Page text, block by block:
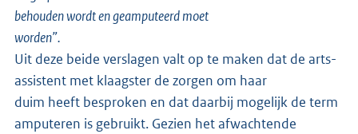
behouden wordt en geamputeerd moet
worden”.
Uit deze beide verslagen valt op te maken dat de arts-
assistent met klaagster de zorgen om haar
duim heeft besproken en dat daarbij mogelijk de term
amputeren is gebruikt. Gezien het afwachtende